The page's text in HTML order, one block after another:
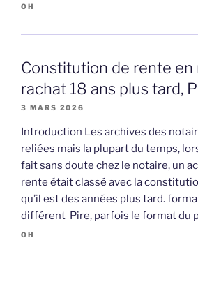
OH
Constitution de rente en
rachat 18 ans plus tard,
3 MARS 2026
Introduction Les archives des
reliées mais la plupart du temps,
fait sans doute chez le notaire, un
rente était classé avec la
qu’il est des années plus tard.
différent Pire, parfois le format du
OH